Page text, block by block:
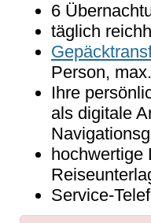
6
täglich
Person,
Ihre
als digitale
hochwertige
Service-